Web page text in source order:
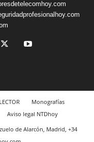
Monografías
Aviso legal NTDhoy
de Alarcón, Madrid, +34